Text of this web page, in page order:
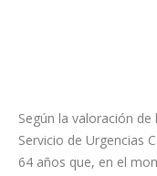
Según la valoración
Servicio de Urgencias
64 años que, en el